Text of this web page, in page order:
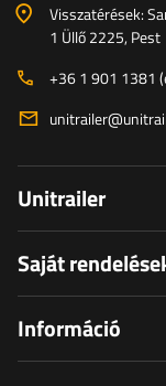
Visszatérések:
1 Üllő 2225, Pest
+36 1 901 1381
Unitrailer
Saját
Információ